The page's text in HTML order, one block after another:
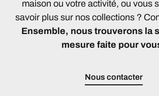
maison ou votre activité, ou vous
savoir plus sur nos collections ?
Ensemble, nous trouverons la
mesure faite pour
Nous contacter